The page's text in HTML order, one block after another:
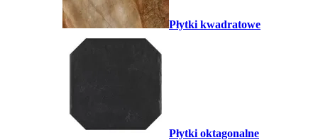
Płytki kwadratowe
Płytki oktagonalne